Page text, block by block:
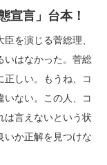
宣言」台本！
を演じる菅総理、
いはなかった。菅総
正しい。もうね、コ
いない。この人、コ
は言えないという状
いか正解を見つけな